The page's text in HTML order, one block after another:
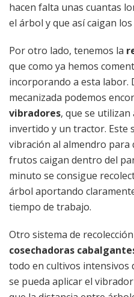
hacen falta unas cuantas
el árbol y que así caigan
Por otro lado, tenemos la
que como ya hemos
incorporando a esta labor.
mecanizada podemos
vibradores, que se
invertido y un tractor. Este
vibración al almendro para
frutos caigan dentro del
minuto se consigue
árbol aportando
tiempo de trabajo.
Otro sistema de
cosechadoras
todo en cultivos intensivos
se pueda aplicar el